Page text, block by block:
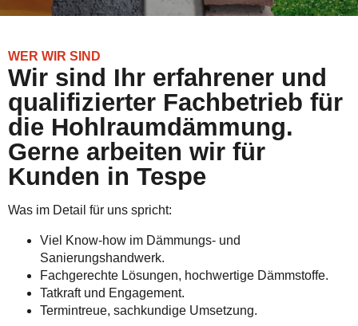
WER WIR SIND
Wir sind Ihr erfahrener und
qualifizierter Fachbetrieb für
die Hohlraumdämmung.
Gerne arbeiten wir für
Kunden in Tespe
Was im Detail für uns spricht:
Viel Know-how im Dämmungs- und
Sanierungshandwerk.
Fachgerechte Lösungen, hochwertige Dämmstoffe.
Tatkraft und Engagement.
Termintreue, sachkundige Umsetzung.